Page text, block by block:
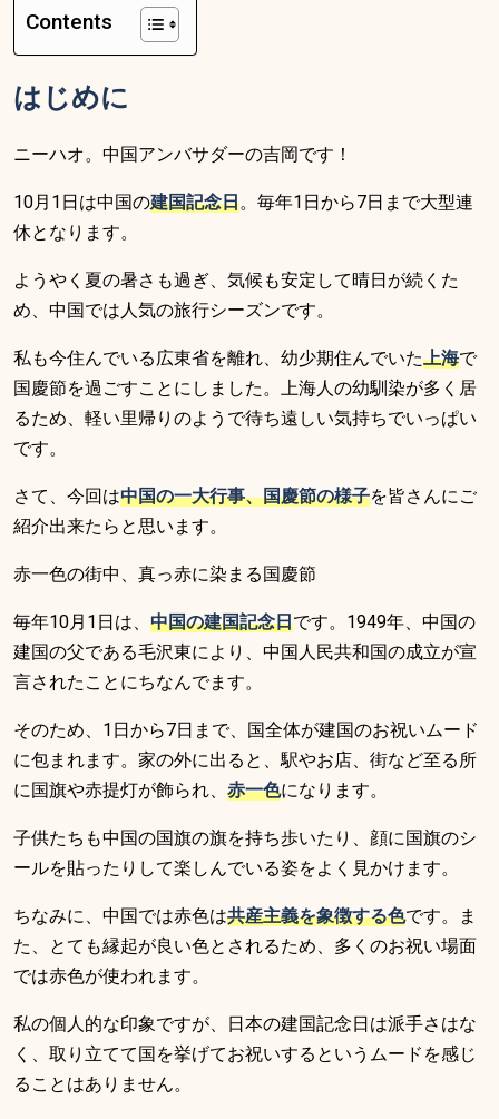
Contents
はじめに
ニーハオ。中国アンバサダーの吉岡です！
10月1日は中国の建国記念日。毎年1日から7日まで大型連
休となります。
ようやく夏の暑さも過ぎ、気候も安定して晴日が続くた
め、中国では人気の旅行シーズンです。
私も今住んでいる広東省を離れ、幼少期住んでいた上海で
国慶節を過ごすことにしました。上海人の幼馴染が多く居
るため、軽い里帰りのようで待ち遠しい気持ちでいっぱい
です。
さて、今回は中国の一大行事、国慶節の様子を皆さんにご
紹介出来たらと思います。
赤一色の街中、真っ赤に染まる国慶節
毎年10月1日は、 中国の建国記念日です。1949年、中国の
建国の父である毛沢東により、中国人民共和国の成立が宣
言されたことにちなんでます。
そのため、1日から7日まで、国全体が建国のお祝いムード
に包まれます。家の外に出ると、駅やお店、街など至る所
に国旗や赤提灯が飾られ、 赤一色になります。
子供たちも中国の国旗の旗を持ち歩いたり、顔に国旗のシ
ールを貼ったりして楽しんでいる姿をよく見かけます。
ちなみに、中国では赤色は共産主義を象徴する色です。ま
た、とても縁起が良い色とされるため、多くのお祝い場面
では赤色が使われます。
私の個人的な印象ですが、日本の建国記念日は派手さはな
く、取り立てて国を挙げてお祝いするというムードを感じ
ることはありません。